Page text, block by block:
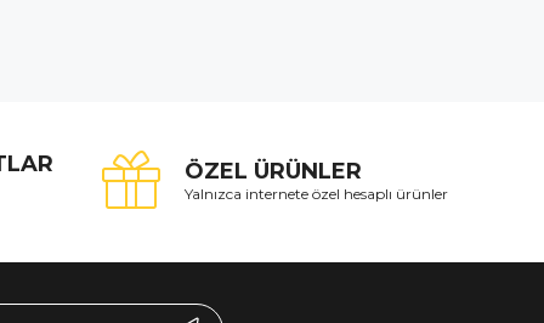
ÖZEL ÜRÜNLER
Yalnızca internete özel hesaplı ürünler